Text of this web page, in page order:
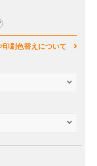
印刷色替えについて